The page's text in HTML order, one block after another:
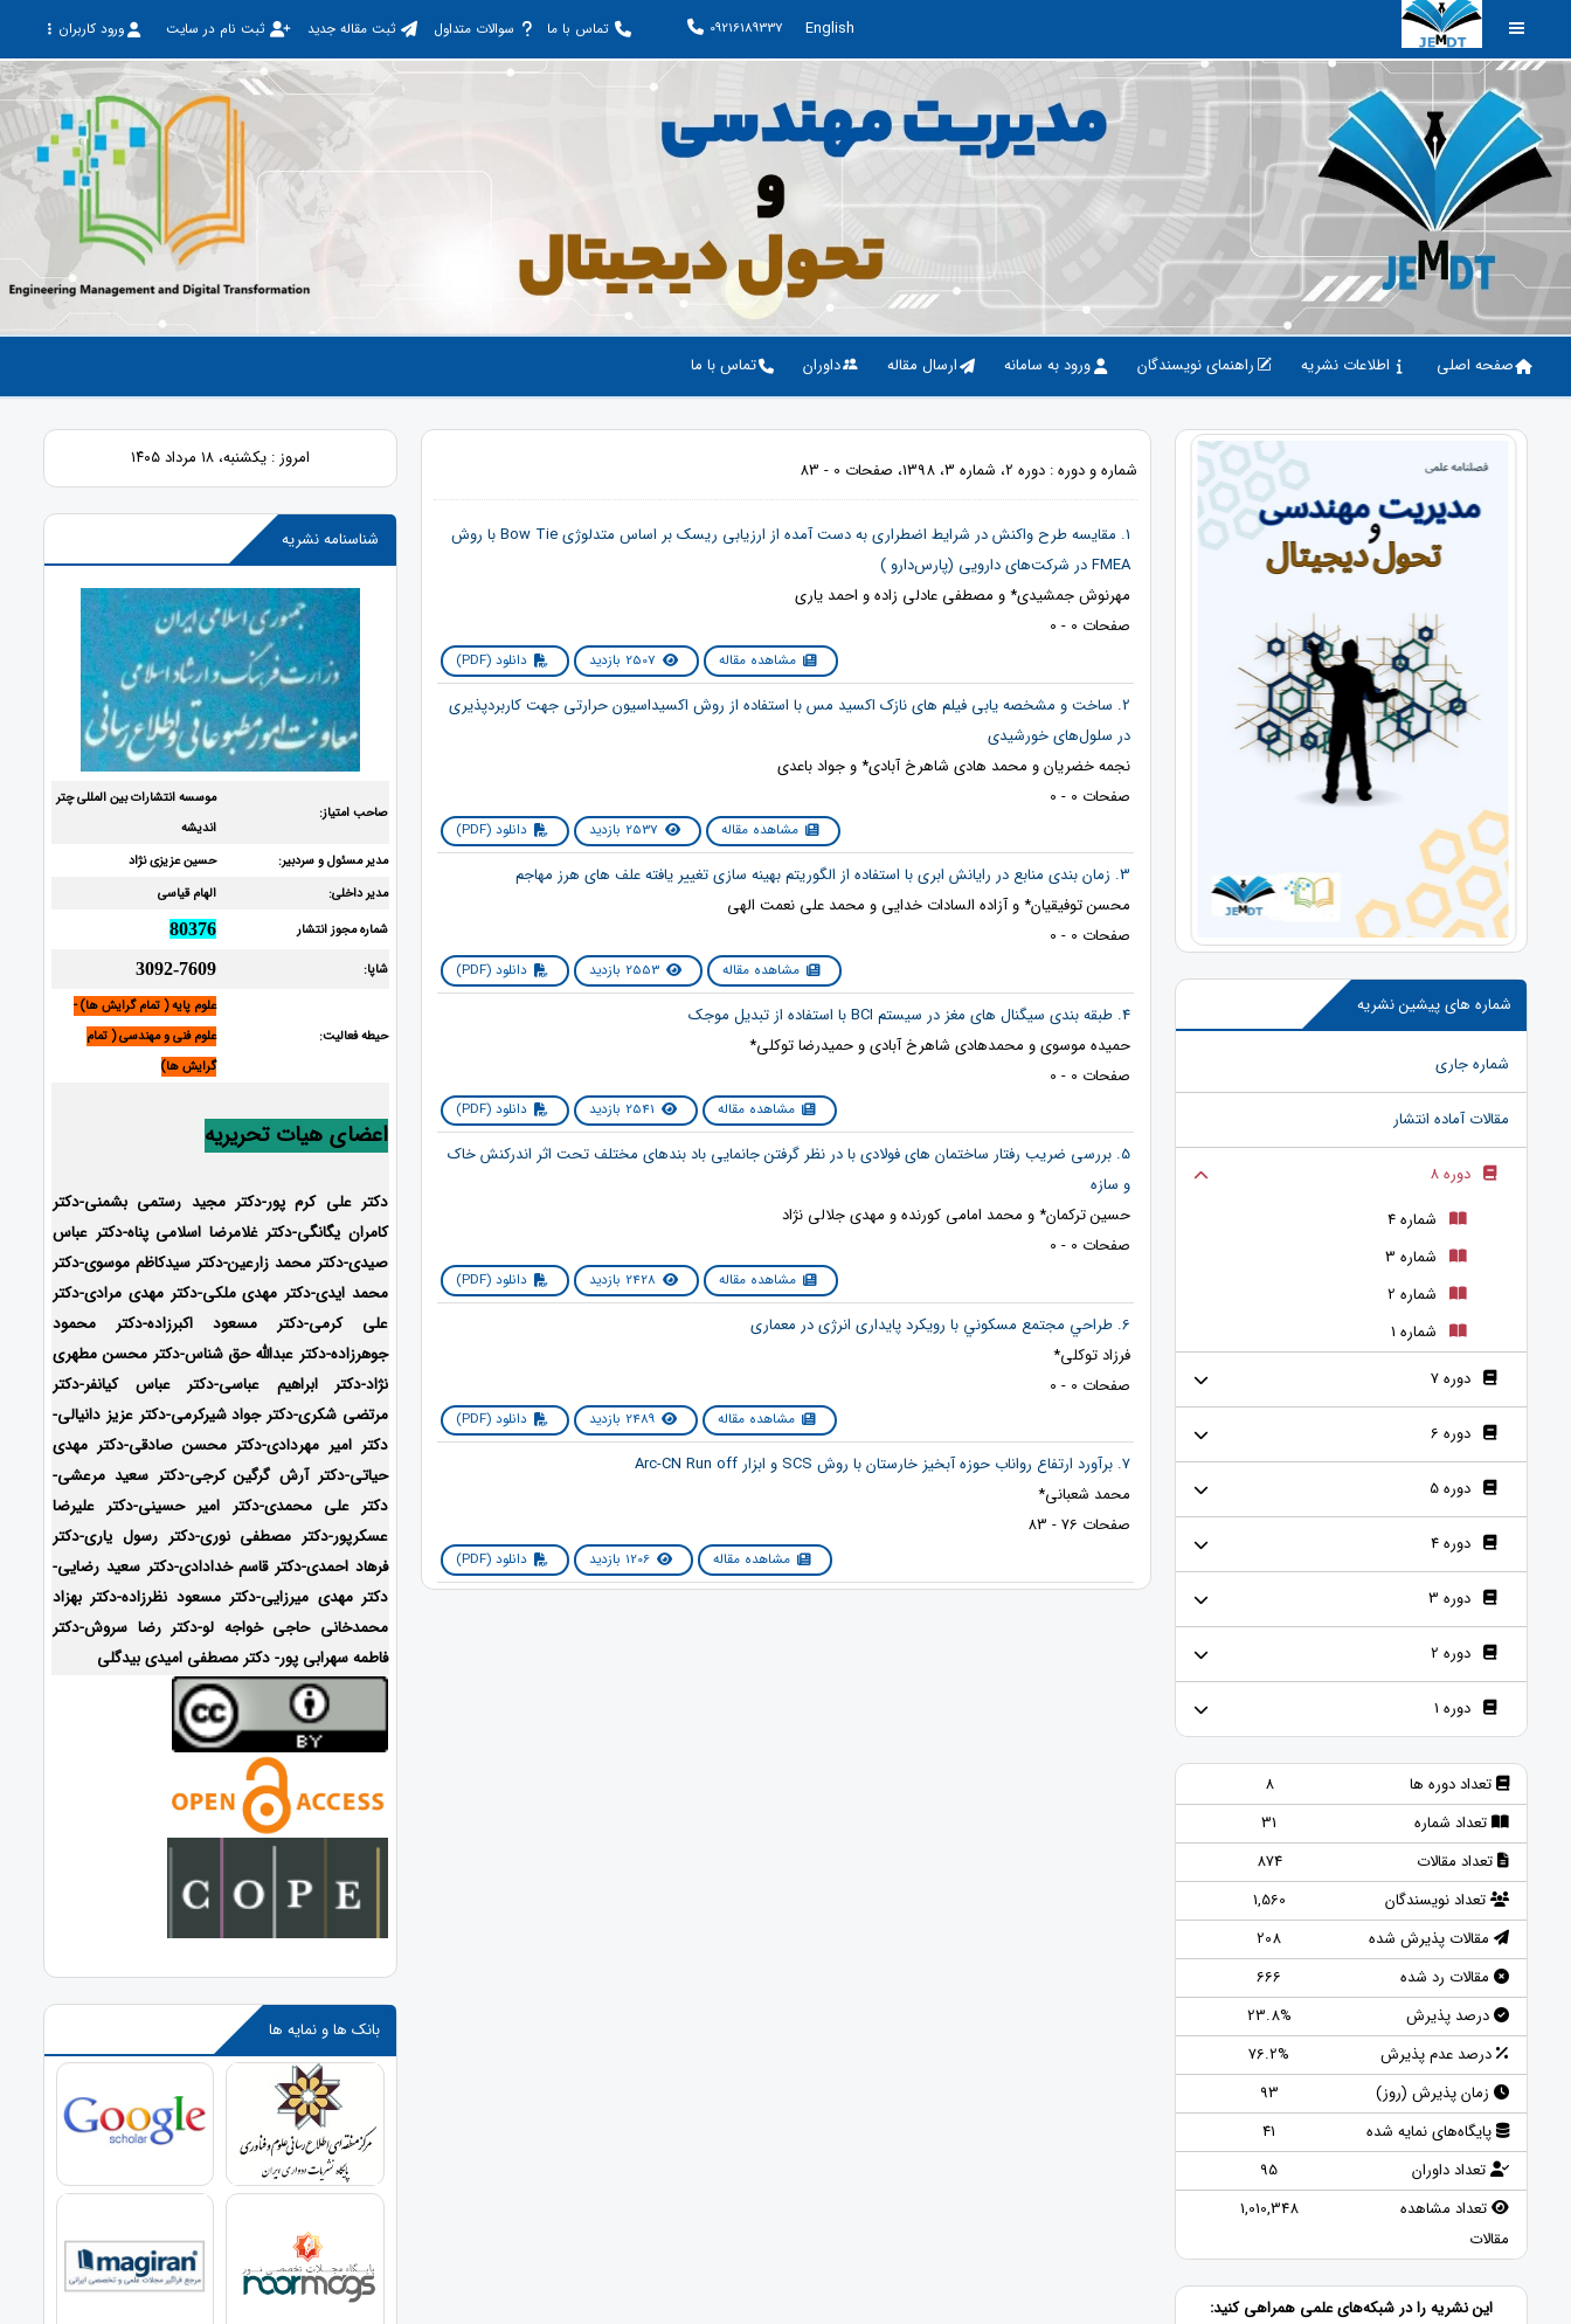
English
09216189337 تماس با ما سوالات متداول ثبت مقاله جدید ثبت نام در سایت ورود کاربران
صفحه اصلی اطلاعات نشریه راهنمای نویسندگان ورود به سامانه ارسال مقاله داوران تماس با ما
شماره های پیشین نشریه
شماره جاری
مقالات آماده انتشار
دوره 8
شماره 4
شماره 3
شماره 2
شماره 1
دوره 7
دوره 6
دوره 5
دوره 4
دوره 3
دوره 2
دوره 1
تعداد دوره ها
8
تعداد شماره
31
تعداد مقالات
874
تعداد نویسندگان
1,560
مقالات پذیرش شده
208
مقالات رد شده
666
درصد پذیرش
23.8%
درصد عدم پذیرش
76.2%
زمان پذیرش (روز)
93
پایگاه‌های نمایه شده
41
تعداد داوران
95
تعداد مشاهده
مقالات
1,010,348
این نشریه را در شبکه‌های علمی همراهی کنید:
شماره و دوره : دوره 2، شماره 3، 1398، صفحات 0 - 83
1. مقایسه طرح واکنش در شرایط اضطراری به‌ دست‌ آمده از ارزیابی ریسک بر اساس متدلوژی Bow Tie با روش
FMEA در شرکت‌های دارویی (پارس‌دارو )
مهرنوش جمشیدی* و مصطفی عادلی زاده و احمد یاری
صفحات 0 - 0
مشاهده مقاله 2507 بازدید دانلود (PDF)
2. ساخت و مشخصه یابی فیلم های نازک اکسید مس با استفاده از روش اکسیداسیون حرارتی جهت کاربردپذیری
در سلول‌های خورشیدی
نجمه خضریان و محمد هادی شاهرخ آبادی* و جواد باعدی
صفحات 0 - 0
مشاهده مقاله 2537 بازدید دانلود (PDF)
3. زمان بندی منابع در رایانش ابری با استفاده از الگوریتم بهینه سازی تغییر یافته علف های هرز مهاجم
محسن توفیقیان* و آزاده السادات خدایی و محمد علی نعمت الهی
صفحات 0 - 0
مشاهده مقاله 2553 بازدید دانلود (PDF)
4. طبقه بندی سیگنال های مغز در سیستم BCI با استفاده از تبدیل موجک
حمیده موسوی و محمدهادی شاهرخ آبادی و حمیدرضا توکلی*
صفحات 0 - 0
مشاهده مقاله 2541 بازدید دانلود (PDF)
5. بررسی ضریب رفتار ساختمان های فولادی با در نظر گرفتن جانمایی باد بندهای مختلف تحت اثر اندرکنش خاک
و سازه
حسین ترکمان* و محمد امامی کورنده و مهدی جلالی نژاد
صفحات 0 - 0
مشاهده مقاله 2428 بازدید دانلود (PDF)
6. طراحي مجتمع مسكوني با رويكرد پايداری انرژی در معماری
فرزاد توکلی*
صفحات 0 - 0
مشاهده مقاله 2489 بازدید دانلود (PDF)
7. برآورد ارتفاع رواناب حوزه آبخیز خارستان با روش SCS و ابزار Arc-CN Run off
محمد شعبانی*
صفحات 76 - 83
مشاهده مقاله 1206 بازدید دانلود (PDF)
امروز : یکشنبه، ۱۸ مرداد ۱۴۰۵
شناسنامه نشریه
صاحب امتیاز:
موسسه انتشارات بین المللی چتر
اندیشه
مدیر مسئول و سردبیر:
حسین عزیزی نژاد
مدیر داخلی:
الهام قیاسی
شماره مجوز انتشار
80376
شاپا: 3092-7609
حیطه فعالیت:
علوم پایه ( تمام گرایش ها) -
علوم فنی و مهندسی ( تمام
گرایش ها)
اعضای هیات تحریریه
دکتر علی کرم پور-دکتر مجید رستمی بشمنی-دکتر
کامران یگانگی-دکتر غلامرضا اسلامی پناه-دکتر عباس
صیدی-دکتر محمد زارعین-دکتر سیدکاظم موسوی-دکتر
محمد ایدی-دکتر مهدی ملکی-دکتر مهدی مرادی-دکتر
علی کرمی-دکتر مسعود اکبرزاده-دکتر محمود
جوهرزاده-دکتر عبدالله حق شناس-دکتر محسن مطهری
نژاد-دکتر ابراهیم عباسی-دکتر عباس کیانفر-دکتر
مرتضی شکری-دکتر جواد شیرکرمی-دکتر عزیز دانیالی-
دکتر امیر مهردادی-دکتر محسن صادقی-دکتر مهدی
حیاتی-دکتر آرش گرگین کرجی-دکتر سعید مرعشی-
دکتر علی محمدی-دکتر امیر حسینی-دکتر علیرضا
عسکرپور-دکتر مصطفی نوری-دکتر رسول یاری-دکتر
فرهاد احمدی-دکتر قاسم خدادادی-دکتر سعید رضایی-
دکتر مهدی میرزایی-دکتر مسعود نظرزاده-دکتر بهزاد
محمدخانی حاجی خواجه لو-دکتر رضا سروش-دکتر
فاطمه سهرابی پور- دکتر مصطفی امیدی بیدگلی
بانک ها و نمایه ها